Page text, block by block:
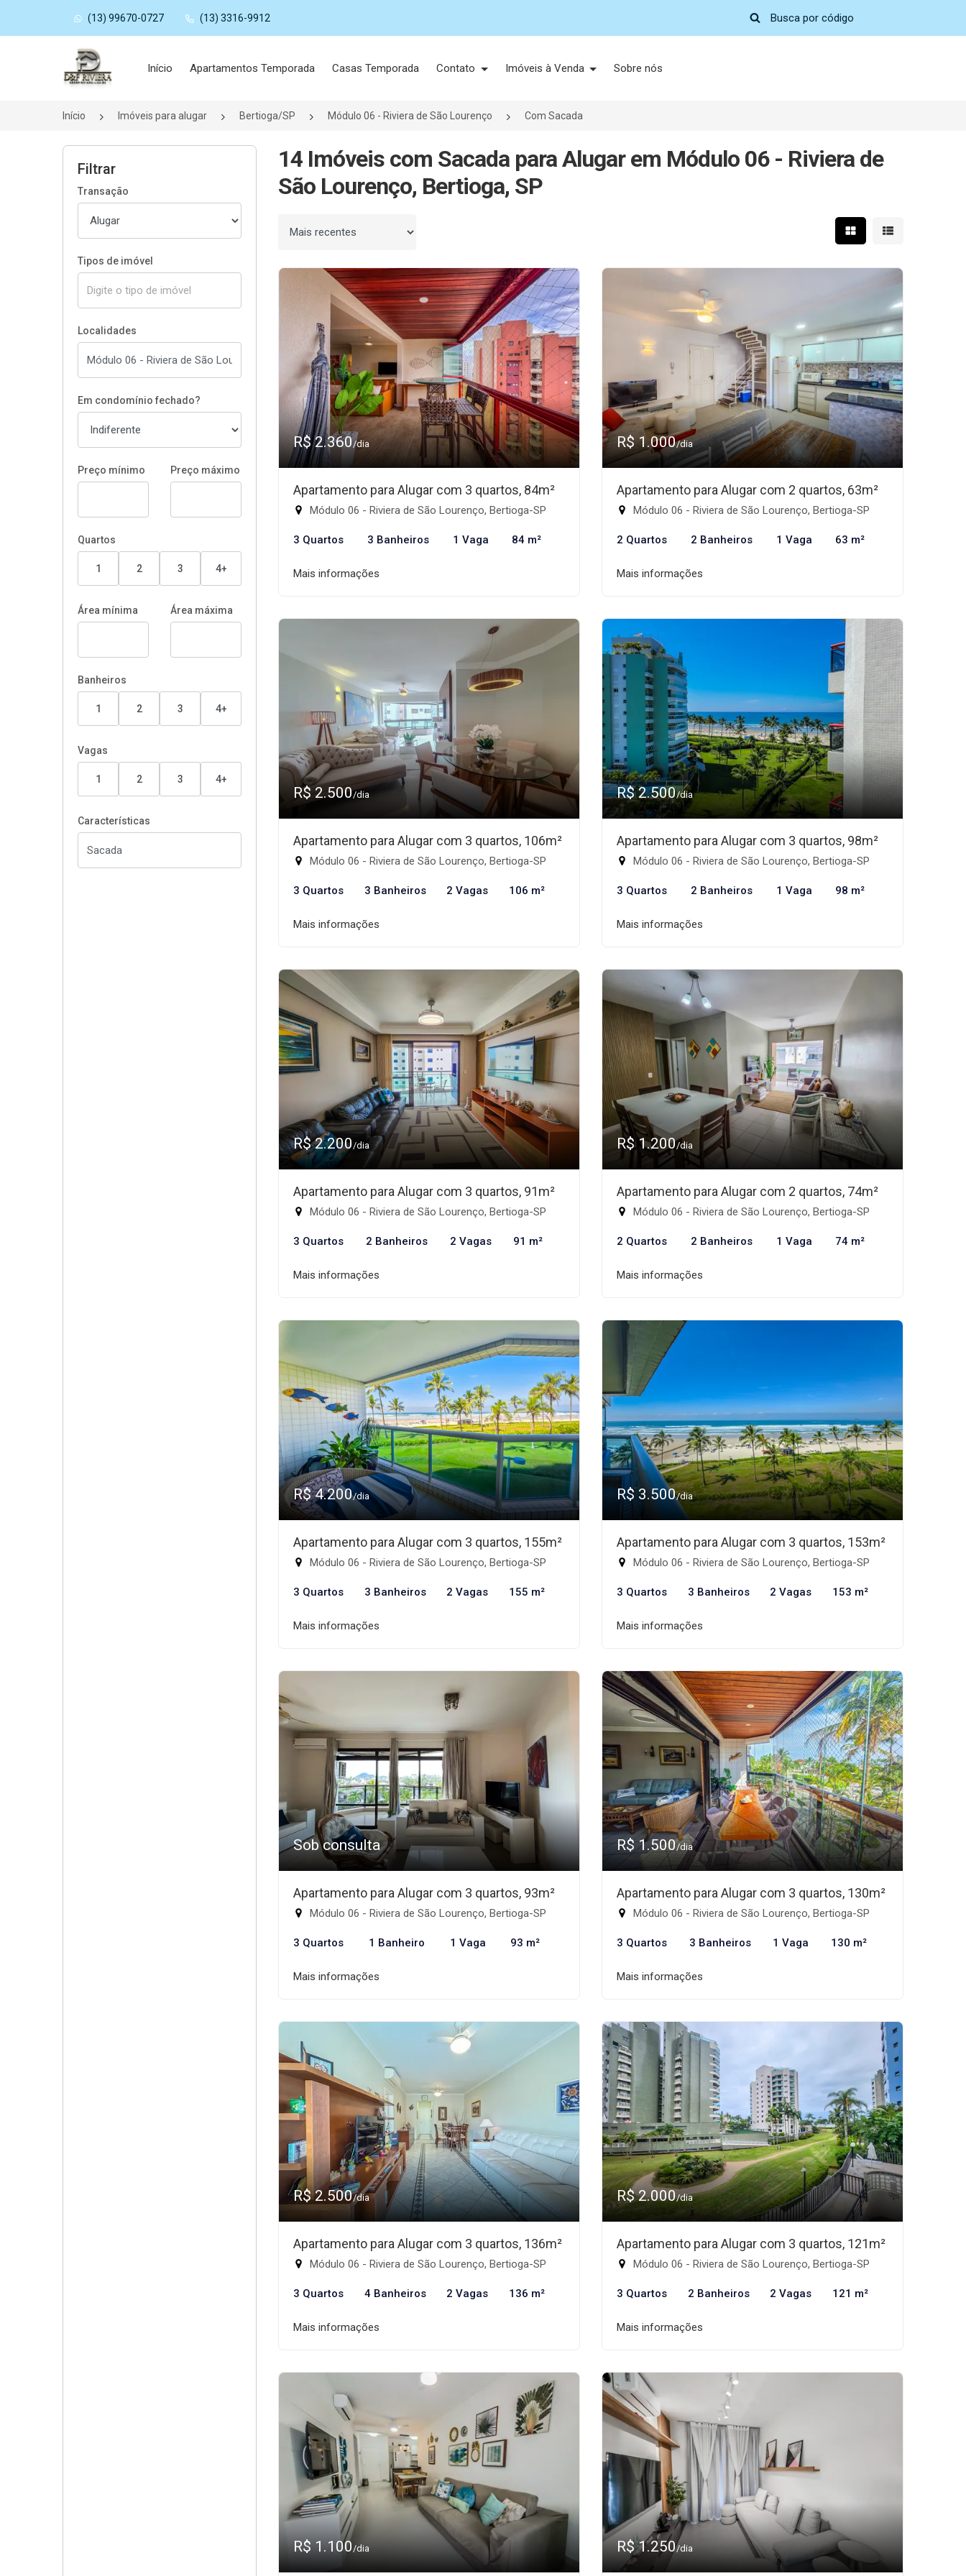
(13) 99670-0727 (13) 3316-9912
Página inicial
Início Apartamentos Temporada Casas Temporada Contato Imóveis à Venda Sobre nós
Início Imóveis para alugar Bertioga/SP Módulo 06 - Riviera de São Lourenço Com Sacada
Filtrar
Transação
Tipos de imóvel
Localidades
Em condomínio fechado?
Preço mínimo Preço máximo
Quartos
1 2 3 4+
Área mínima Área máxima
Banheiros
1 2 3 4+
Vagas
1 2 3 4+
Características
14 Imóveis com Sacada para Alugar em Módulo 06 - Riviera de
São Lourenço, Bertioga, SP
Ordenar por Mostrar resultados em
Mostrar
R$ 2.360/dia
Apartamento para Alugar com 3 quartos, 84m²
Módulo 06 - Riviera de São Lourenço, Bertioga-SP
3 Quartos 3 Banheiros 1 Vaga 84 m²
Mais informações
R$ 1.000/dia
Apartamento para Alugar com 2 quartos, 63m²
Módulo 06 - Riviera de São Lourenço, Bertioga-SP
2 Quartos 2 Banheiros 1 Vaga 63 m²
Mais informações
R$ 2.500/dia
Apartamento para Alugar com 3 quartos, 106m²
Módulo 06 - Riviera de São Lourenço, Bertioga-SP
3 Quartos 3 Banheiros 2 Vagas 106 m²
Mais informações
R$ 2.500/dia
Apartamento para Alugar com 3 quartos, 98m²
Módulo 06 - Riviera de São Lourenço, Bertioga-SP
3 Quartos 2 Banheiros 1 Vaga 98 m²
Mais informações
R$ 2.200/dia
Apartamento para Alugar com 3 quartos, 91m²
Módulo 06 - Riviera de São Lourenço, Bertioga-SP
3 Quartos 2 Banheiros 2 Vagas 91 m²
Mais informações
R$ 1.200/dia
Apartamento para Alugar com 2 quartos, 74m²
Módulo 06 - Riviera de São Lourenço, Bertioga-SP
2 Quartos 2 Banheiros 1 Vaga 74 m²
Mais informações
R$ 4.200/dia
Apartamento para Alugar com 3 quartos, 155m²
Módulo 06 - Riviera de São Lourenço, Bertioga-SP
3 Quartos 3 Banheiros 2 Vagas 155 m²
Mais informações
R$ 3.500/dia
Apartamento para Alugar com 3 quartos, 153m²
Módulo 06 - Riviera de São Lourenço, Bertioga-SP
3 Quartos 3 Banheiros 2 Vagas 153 m²
Mais informações
Sob consulta
Apartamento para Alugar com 3 quartos, 93m²
Módulo 06 - Riviera de São Lourenço, Bertioga-SP
3 Quartos 1 Banheiro 1 Vaga 93 m²
Mais informações
R$ 1.500/dia
Apartamento para Alugar com 3 quartos, 130m²
Módulo 06 - Riviera de São Lourenço, Bertioga-SP
3 Quartos 3 Banheiros 1 Vaga 130 m²
Mais informações
R$ 2.500/dia
Apartamento para Alugar com 3 quartos, 136m²
Módulo 06 - Riviera de São Lourenço, Bertioga-SP
3 Quartos 4 Banheiros 2 Vagas 136 m²
Mais informações
R$ 2.000/dia
Apartamento para Alugar com 3 quartos, 121m²
Módulo 06 - Riviera de São Lourenço, Bertioga-SP
3 Quartos 2 Banheiros 2 Vagas 121 m²
Mais informações
R$ 1.100/dia R$ 1.250/dia